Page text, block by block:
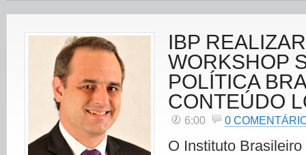
IBP
WORKSHOP
POLÍTICA
CONTEÚDO
6:00 0
O Instituto